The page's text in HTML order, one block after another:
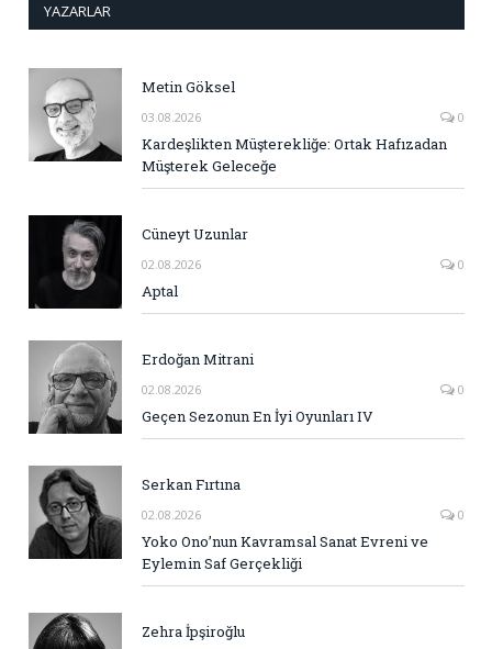
YAZARLAR
Metin Göksel
03.08.2026 0
Kardeşlikten Müşterekliğe: Ortak Hafızadan
Müşterek Geleceğe
Cüneyt Uzunlar
02.08.2026 0
Aptal
Erdoğan Mitrani
02.08.2026 0
Geçen Sezonun En İyi Oyunları IV
Serkan Fırtına
02.08.2026 0
Yoko Ono’nun Kavramsal Sanat Evreni ve
Eylemin Saf Gerçekliği
Zehra İpşiroğlu